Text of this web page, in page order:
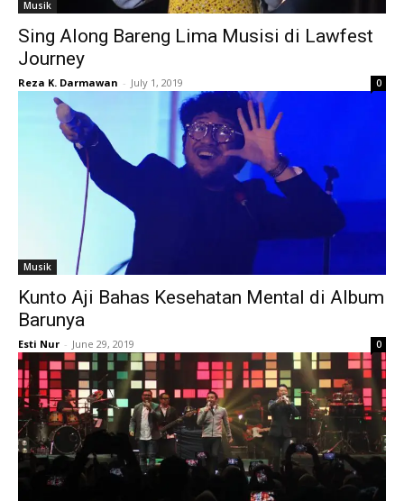
Musik
Sing Along Bareng Lima Musisi di Lawfest
Journey
Reza K. Darmawan - July 1, 2019 0
Musik
Kunto Aji Bahas Kesehatan Mental di Album
Barunya
Esti Nur - June 29, 2019 0